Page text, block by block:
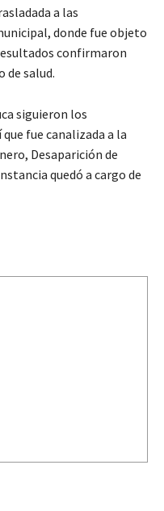
a las
donde fue objeto
confirmaron
de salud.
siguieron los
fue canalizada a la
Desaparición de
quedó a cargo de